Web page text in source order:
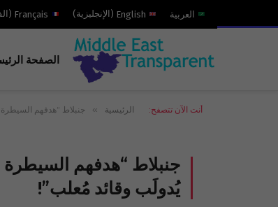
العربية English
( الإنجليزية)
Français
(
الصفحة
أنت الآن تتصفح: الرئيسية » جنبلاط “هدفهم
جنبلاط “هدفهم
يُدولَب وقائد مُعلب”!